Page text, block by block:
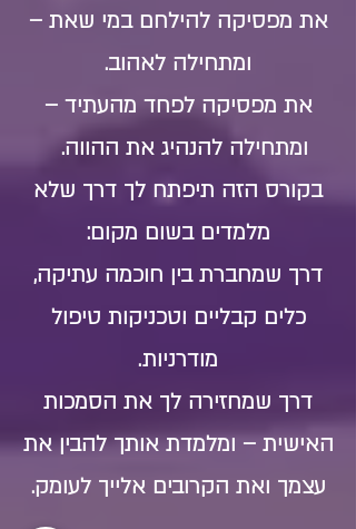
את מפסיקה להילחם במי שאת –
ומתחילה לאהוב.
את מפסיקה לפחד מהעתיד –
ומתחילה להנהיג את ההווה.
בקורס הזה תיפתח לך דרך שלא
מלמדים בשום מקום:
דרך שמחברת בין חוכמה עתיקה,
כלים קבליים וטכניקות טיפול
מודרניות.
דרך שמחזירה לך את הסמכות
האישית – ומלמדת אותך להבין את
עצמך ואת הקרובים אלייך לעומק.